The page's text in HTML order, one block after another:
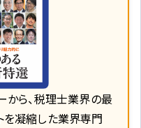
ら、税理士業界の最
を凝縮した業界専門